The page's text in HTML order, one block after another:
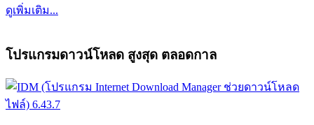
ดูเพิ่มเติม...
โปรแกรมดาวน์โหลด สูงสุด ตลอดกาล